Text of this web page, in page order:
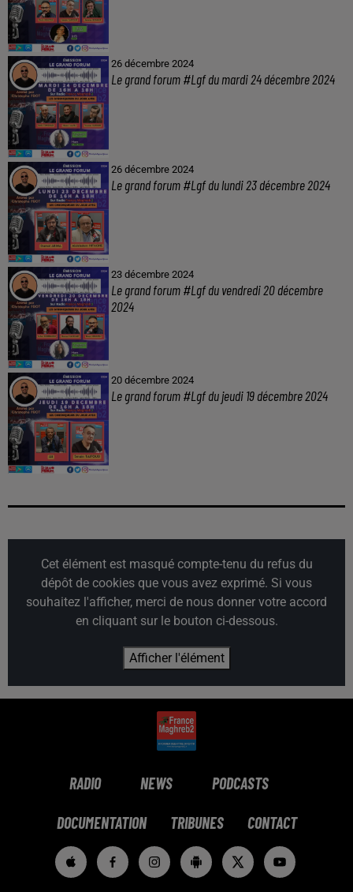
26 décembre 2024
Le grand forum #Lgf du mardi 24 décembre 2024
26 décembre 2024
Le grand forum #Lgf du lundi 23 décembre 2024
23 décembre 2024
Le grand forum #Lgf du vendredi 20 décembre
2024
20 décembre 2024
Le grand forum #Lgf du jeudi 19 décembre 2024
Cet élément est masqué compte-tenu du refus du
dépôt de cookies que vous avez exprimé. Si vous
souhaitez l'afficher, merci de nous donner votre accord
en cliquant sur le bouton ci-dessous.
Afficher l'élément
RADIO NEWS PODCASTS
DOCUMENTATION TRIBUNES CONTACT